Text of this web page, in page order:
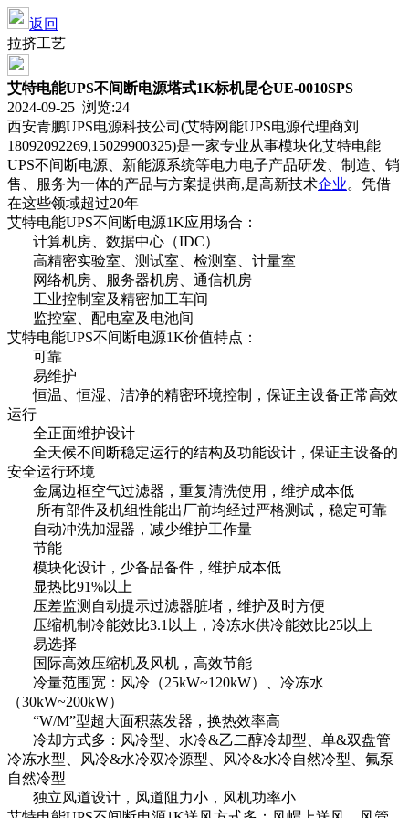
返回
拉挤工艺
艾特电能UPS不间断电源塔式1K标机昆仑UE-0010SPS
2024-09-25 浏览:24
西安青鹏UPS电源科技公司(艾特网能UPS电源代理商刘
18092092269,15029900325)是一家专业从事模块化艾特电能
UPS不间断电源、新能源系统等电力电子产品研发、制造、销
售、服务为一体的产品与方案提供商,是高新技术企业。凭借
在这些领域超过20年
艾特电能UPS不间断电源1K应用场合：
计算机房、数据中心（IDC）
高精密实验室、测试室、检测室、计量室
网络机房、服务器机房、通信机房
工业控制室及精密加工车间
监控室、配电室及电池间
艾特电能UPS不间断电源1K价值特点：
可靠
易维护
恒温、恒湿、洁净的精密环境控制，保证主设备正常高效
运行
全正面维护设计
全天候不间断稳定运行的结构及功能设计，保证主设备的
安全运行环境
金属边框空气过滤器，重复清洗使用，维护成本低
所有部件及机组性能出厂前均经过严格测试，稳定可靠
自动冲洗加湿器，减少维护工作量
节能
模块化设计，少备品备件，维护成本低
显热比91%以上
压差监测自动提示过滤器脏堵，维护及时方便
压缩机制冷能效比3.1以上，冷冻水供冷能效比25以上
易选择
国际高效压缩机及风机，高效节能
冷量范围宽：风冷（25kW~120kW）、冷冻水
（30kW~200kW）
“W/M”型超大面积蒸发器，换热效率高
冷却方式多：风冷型、水冷&乙二醇冷却型、单&双盘管
冷冻水型、风冷&水冷双冷源型、风冷&水冷自然冷型、氟泵
自然冷型
独立风道设计，风道阻力小，风机功率小